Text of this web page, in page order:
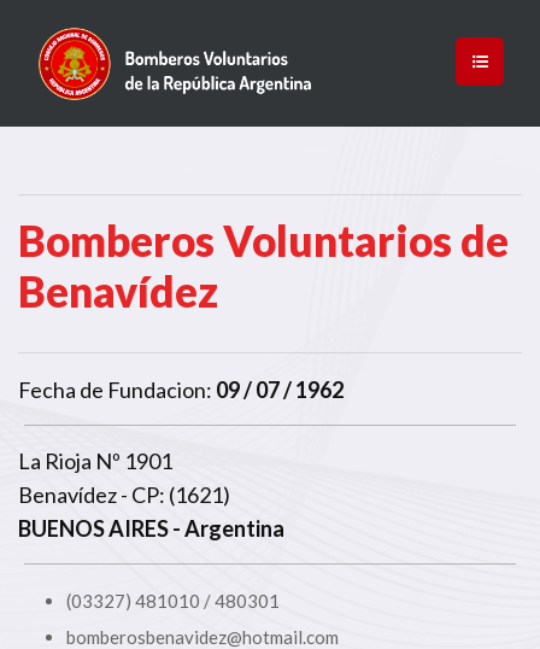
Bomberos Voluntarios de
Benavídez
Fecha de Fundacion: 09 / 07 / 1962
La Rioja Nº 1901
Benavídez - CP: (1621)
BUENOS AIRES- Argentina
(03327) 481010 / 480301
bomberosbenavidez@hotmail.com